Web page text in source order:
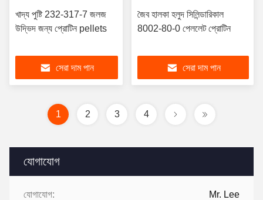
যোগাযোগ
যোগাযোগ: Mr. Lee
খাদ্য পুষ্টি 232-317-7 জলজ
উদ্ভিদ জন্য প্রোটিন pellets
সেরা দাম পান
জৈব হালকা হলুদ সিলিন্ডারিকাল
8002-80-0 পেললেট প্রোটিন
সেরা দাম পান
1 2 3 4